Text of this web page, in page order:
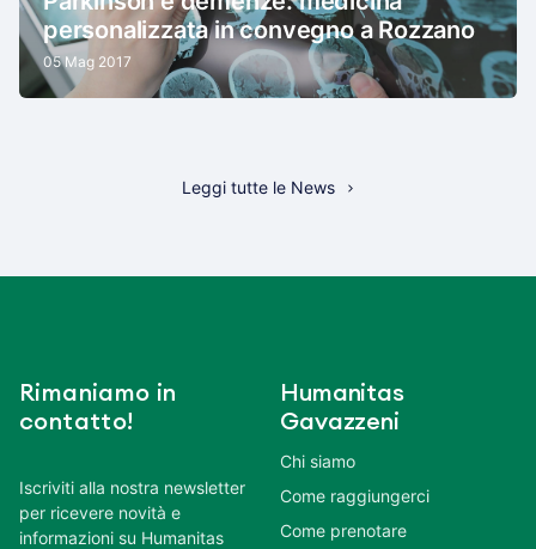
personalizzata in convegno a Rozzano
05 Mag 2017
Leggi tutte le News
Rimaniamo in
contatto!
Iscriviti alla nostra newsletter
per ricevere novità e
informazioni su Humanitas
Humanitas
Gavazzeni
Chi siamo
Come raggiungerci
Come prenotare